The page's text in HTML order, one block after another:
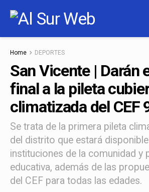
Home DEPORTES
San Vicente | Darán
final a la pileta
climatizada del CEF
Se trata de la primera pileta
del distrito que estará
instituciones de la comunidad y
educativa, además de las
del CEF para todas las edades.